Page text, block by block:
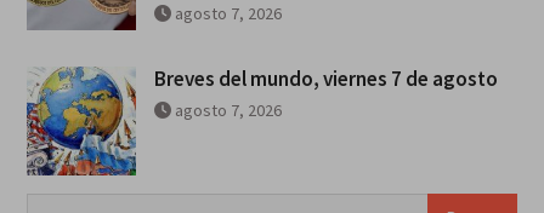
agosto 7, 2026
Breves del mundo, viernes 7 de agosto
agosto 7, 2026